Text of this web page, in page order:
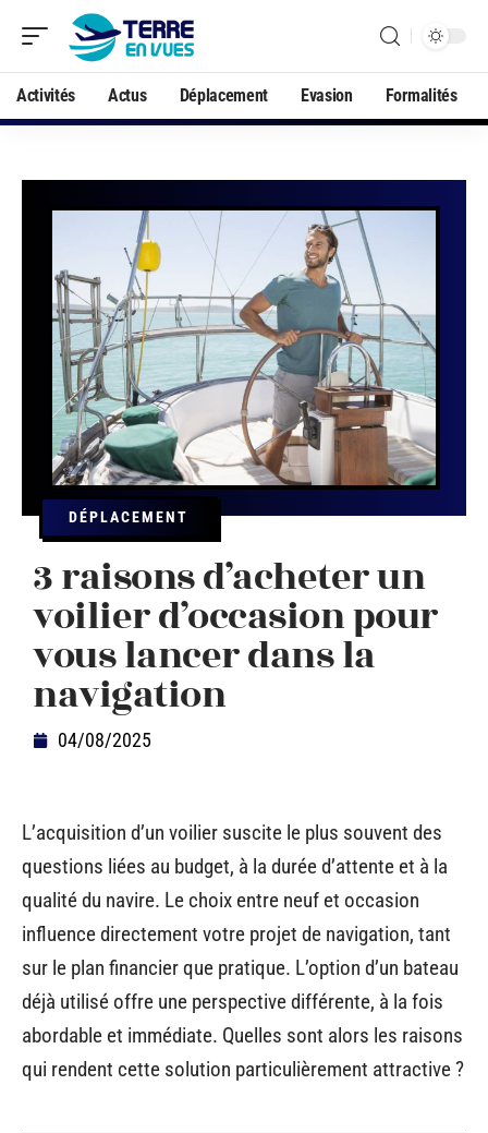
Activités Actus Déplacement Evasion Formalités
DÉPLACEMENT
3 raisons d’acheter un
voilier d’occasion pour
vous lancer dans la
navigation
04/08/2025
L’acquisition d’un voilier suscite le plus souvent des
questions liées au budget, à la durée d’attente et à la
qualité du navire. Le choix entre neuf et occasion
influence directement votre projet de navigation, tant
sur le plan financier que pratique. L’option d’un bateau
déjà utilisé offre une perspective différente, à la fois
abordable et immédiate. Quelles sont alors les raisons
qui rendent cette solution particulièrement attractive ?